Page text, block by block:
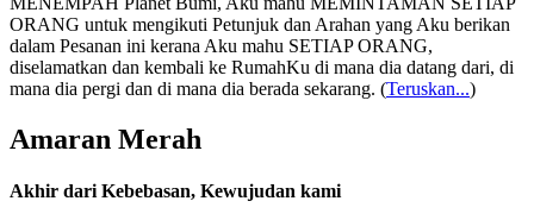
ORANG untuk mengikuti Petunjuk dan Arahan yang Aku berikan
dalam Pesanan ini kerana Aku mahu SETIAP ORANG,
diselamatkan dan kembali ke RumahKu di mana dia datang dari, di
mana dia pergi dan di mana dia berada sekarang. (Teruskan...)
Amaran Merah
Akhir dari Kebebasan, Kewujudan kami